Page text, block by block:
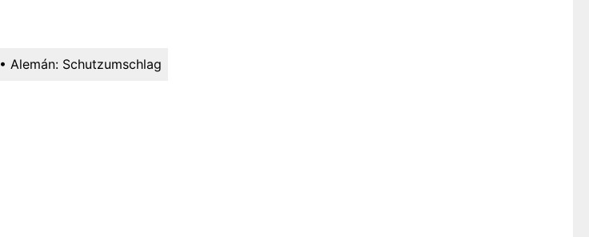
• Alemán: Schutzumschlag